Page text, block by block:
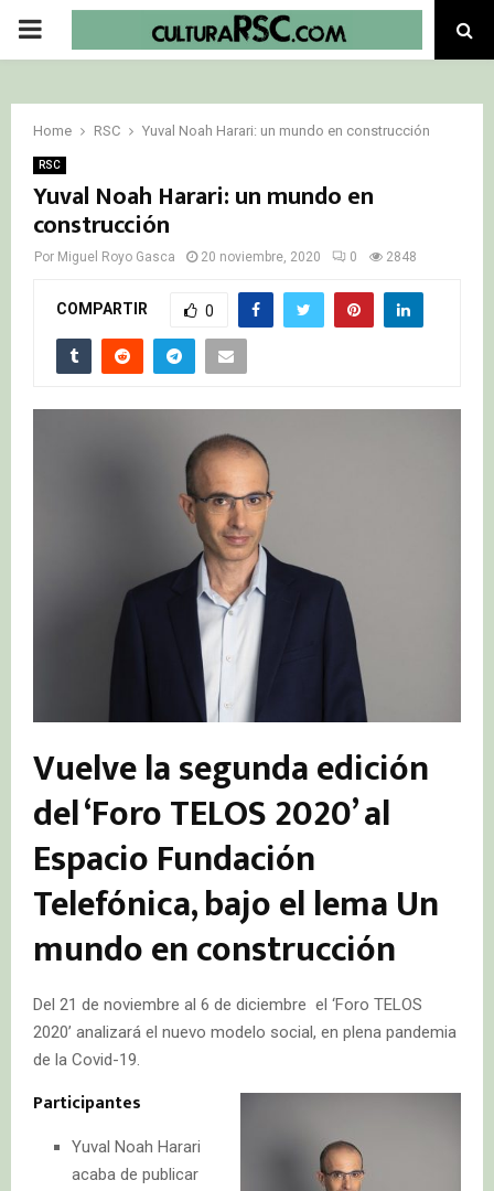
PRIMARY
Home RSC Yuval Noah Harari: un mundo en construcción
RSC
Yuval Noah Harari: un mundo en
construcción
Por Miguel Royo Gasca 20 noviembre, 2020 0 2848
COMPARTIR 0
Vuelve la segunda edición
del ‘Foro TELOS 2020’ al
Espacio Fundación
Telefónica, bajo el lema Un
mundo en construcción
Del 21 de noviembre al 6 de diciembre el ‘Foro TELOS
2020’ analizará el nuevo modelo social, en plena pandemia
de la Covid-19.
Participantes
Yuval Noah Harari
acaba de publicar